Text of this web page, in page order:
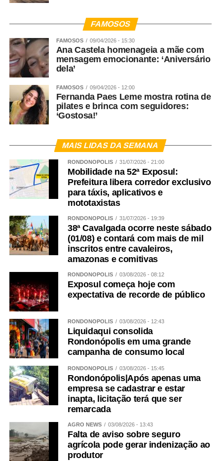
FAMOSOS
FAMOSOS 09/04/2026 - 15:30
Ana Castela homenageia a mãe com
mensagem emocionante: ‘Aniversário
dela’
FAMOSOS 09/04/2026 - 12:00
Fernanda Paes Leme mostra rotina de
pilates e brinca com seguidores:
‘Gostosa!’
MAIS LIDAS DA SEMANA
RONDONÓPOLIS 31/07/2026 - 21:00
Mobilidade na 52ª Exposul:
Prefeitura libera corredor exclusivo
para táxis, aplicativos e
mototaxistas
RONDONÓPOLIS 31/07/2026 - 19:39
38ª Cavalgada ocorre neste sábado
(01/08) e contará com mais de mil
inscritos entre cavaleiros,
amazonas e comitivas
RONDONÓPOLIS 03/08/2026 - 08:12
Exposul começa hoje com
expectativa de recorde de público
RONDONÓPOLIS 03/08/2026 - 12:43
Liquidaqui consolida
Rondonópolis em uma grande
campanha de consumo local
RONDONÓPOLIS 03/08/2026 - 15:45
Rondonópolis|Após apenas uma
empresa se cadastrar e estar
inapta, licitação terá que ser
remarcada
AGRO NEWS 03/08/2026 - 13:43
Falta de aviso sobre seguro
agrícola pode gerar indenização ao
produtor